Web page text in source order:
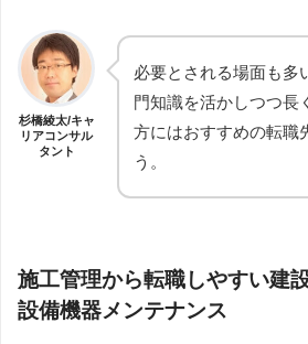
杉橋綾太/キャ
リアコンサル
タント
必要とされる場面も多
門知識を活かしつつ長
方にはおすすめの転職
う。
施工管理から転職しやすい建
設備機器メンテナンス